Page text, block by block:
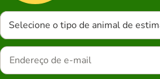
Selecione o tipo de animal de